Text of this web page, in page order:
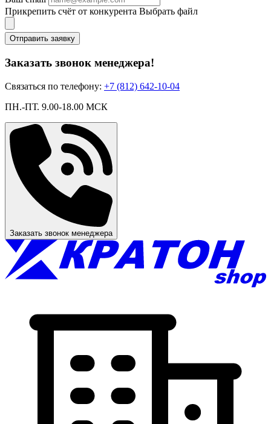
Прикрепить счёт от конкурента Выбрать файл
Отправить заявку
Заказать звонок менеджера!
Связаться по телефону: +7 (812) 642-10-04
ПН.-ПТ. 9.00-18.00 МСК
Заказать звонок менеджера